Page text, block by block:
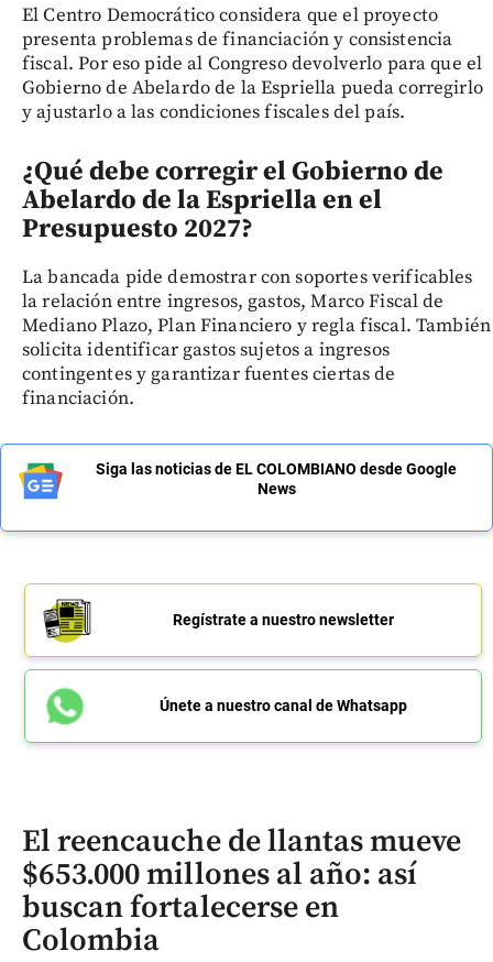
El Centro Democrático considera que el proyecto
presenta problemas de financiación y consistencia
fiscal. Por eso pide al Congreso devolverlo para que el
Gobierno de Abelardo de la Espriella pueda corregirlo
y ajustarlo a las condiciones fiscales del país.
¿Qué debe corregir el Gobierno de
Abelardo de la Espriella en el
Presupuesto 2027?
La bancada pide demostrar con soportes verificables
la relación entre ingresos, gastos, Marco Fiscal de
Mediano Plazo, Plan Financiero y regla fiscal. También
solicita identificar gastos sujetos a ingresos
contingentes y garantizar fuentes ciertas de
financiación.
Siga las noticias de EL COLOMBIANO desde Google
News
Regístrate a nuestro newsletter
Únete a nuestro canal de Whatsapp
El reencauche de llantas mueve
$653.000 millones al año: así
buscan fortalecerse en
Colombia